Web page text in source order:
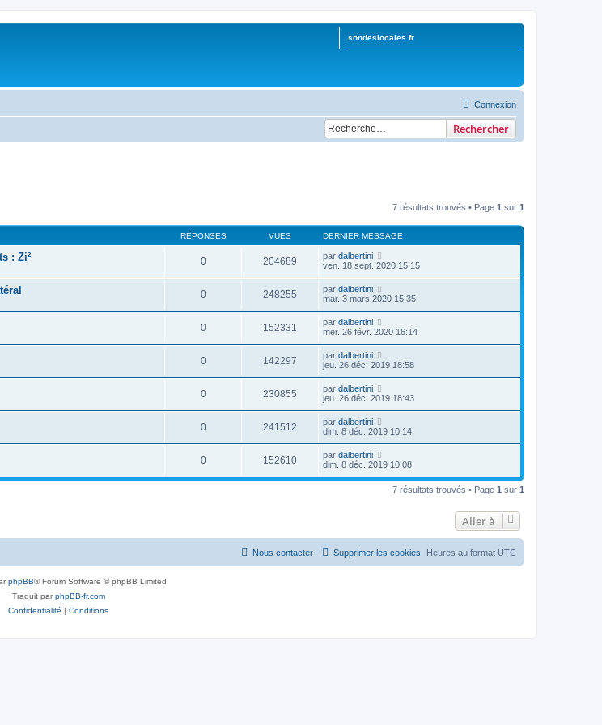
sondeslocales.fr
Connexion
Rechercher
7 résultats trouvés • Page 1 sur 1
RÉPONSES VUES DERNIER MESSAGE
: Zi² 0 204689 par dalbertini
ven. 18 sept. 2020 15:15
0 248255 par dalbertini
mar. 3 mars 2020 15:35
0 152331 par dalbertini
mer. 26 févr. 2020 16:14
0 142297 par dalbertini
jeu. 26 déc. 2019 18:58
0 230855 par dalbertini
jeu. 26 déc. 2019 18:43
0 241512 par dalbertini
dim. 8 déc. 2019 10:14
0 152610 par dalbertini
dim. 8 déc. 2019 10:08
7 résultats trouvés • Page 1 sur 1
Aller à
Heures au format UTC
Supprimer les cookies
Nous contacter
phpBB® Forum Software © phpBB Limited
Traduit parphpBB-fr.com
Confidentialité | Conditions